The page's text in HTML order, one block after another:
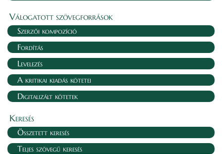
Válogatott szövegforrások
Szerzői kompozíció
Fordítás
Levelezés
A kritikai kiadás kötetei
Digitalizált kötetek
Keresés
Összetett keresés
Teljes szövegű keresés